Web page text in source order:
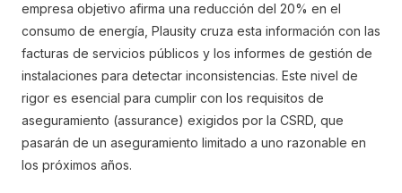
empresa objetivo afirma una reducción del 20% en el
consumo de energía, Plausity cruza esta información con las
facturas de servicios públicos y los informes de gestión de
instalaciones para detectar inconsistencias. Este nivel de
rigor es esencial para cumplir con los requisitos de
aseguramiento (assurance) exigidos por la CSRD, que
pasarán de un aseguramiento limitado a uno razonable en
los próximos años.